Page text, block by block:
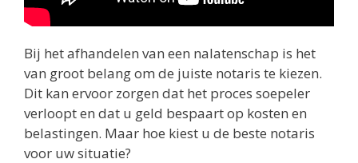
Bij het afhandelen van een nalatenschap is het
van groot belang om de juiste notaris te kiezen.
Dit kan ervoor zorgen dat het proces soepeler
verloopt en dat u geld bespaart op kosten en
belastingen. Maar hoe kiest u de beste notaris
voor uw situatie?